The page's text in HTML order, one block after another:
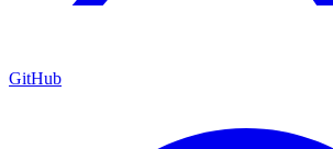
GitHub